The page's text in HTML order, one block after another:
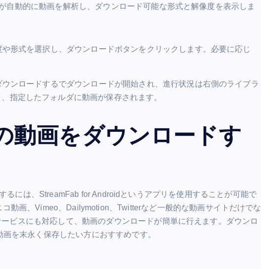
自動的に動画を解析し、ダウンロード可能な形式と解像度を表示しま
形式を選択し、ダウンロードボタンをクリックします。必要に応じ
ンロードするでダウンロードが開始され、進行状況は右側のライブラ
指定したフォルダに動画が保存されます。
動画をダウンロードす
るには、StreamFab for Androidというアプリを使用することが可能で
動画、Vimeo、Dailymotion、Twitterなど一般的な動画サイトだけでな
ビスにも対応して、動画のダウンロードが簡単に行えます。ダウンロ
を末永く保存したい方におすすめです。